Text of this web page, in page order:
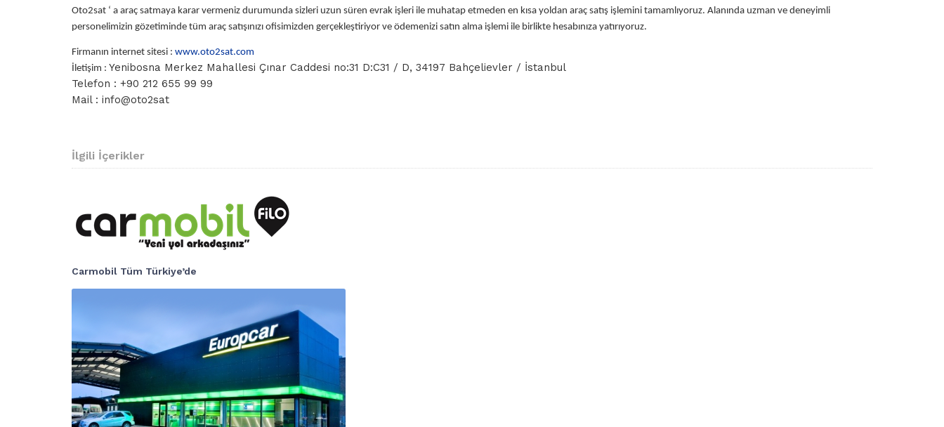
Oto2sat ‘ a araç satmaya karar vermeniz durumunda sizleri uzun süren evrak işleri ile muhatap etmeden en kısa yoldan araç satış işlemini tamamlıyoruz. Alanında uzman ve deneyimli
personelimizin gözetiminde tüm araç satışınızı ofisimizden gerçekleştiriyor ve ödemenizi satın alma işlemi ile birlikte hesabınıza yatırıyoruz.
Firmanın internet sitesi : www.oto2sat.com
İletişim : Yenibosna Merkez Mahallesi Çınar Caddesi no:31 D:C31 / D, 34197 Bahçelievler / İstanbul
Telefon : +90 212 655 99 99
Mail : info@oto2sat
İlgili İçerikler
Carmobil Tüm Türkiye’de